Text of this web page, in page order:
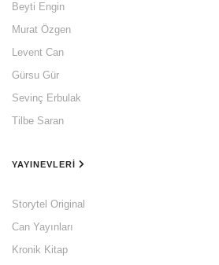
Beyti Engin
Murat Özgen
Levent Can
Gürsu Gür
Sevinç Erbulak
Tilbe Saran
YAYINEVLERI
Storytel Original
Can Yayınları
Kronik Kitap